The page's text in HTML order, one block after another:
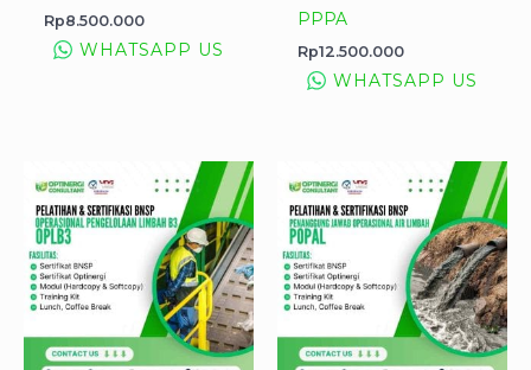
Rp8.500.000
WHATSAPP US
PPPA
Rp12.500.000
WHATSAPP US